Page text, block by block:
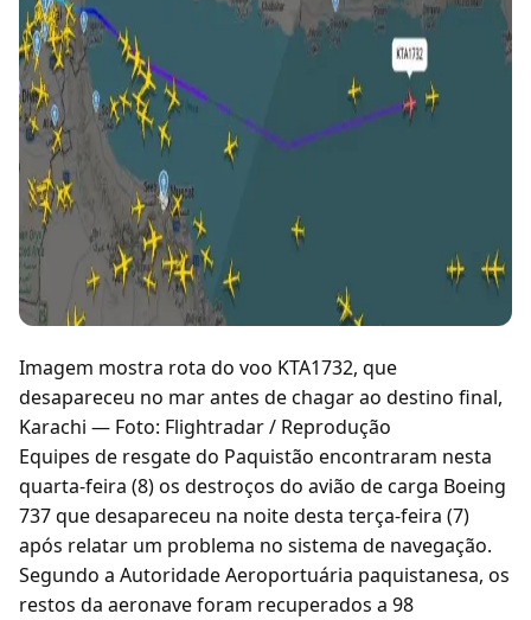
Imagem mostra rota do voo KTA1732, que
desapareceu no mar antes de chagar ao destino final,
Karachi — Foto: Flightradar / Reprodução
Equipes de resgate do Paquistão encontraram nesta
quarta-feira (8) os destroços do avião de carga Boeing
737 que desapareceu na noite desta terça-feira (7)
após relatar um problema no sistema de navegação.
Segundo a Autoridade Aeroportuária paquistanesa, os
restos da aeronave foram recuperados a 98